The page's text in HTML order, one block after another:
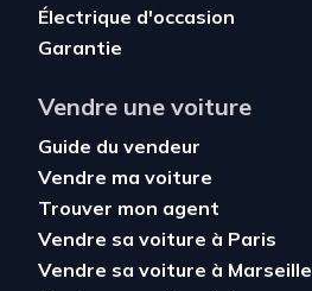
Électrique d'occasion
Garantie
Vendre une voiture
Guide du vendeur
Vendre ma voiture
Trouver mon agent
Vendre sa voiture à Paris
Vendre sa voiture à Marseille